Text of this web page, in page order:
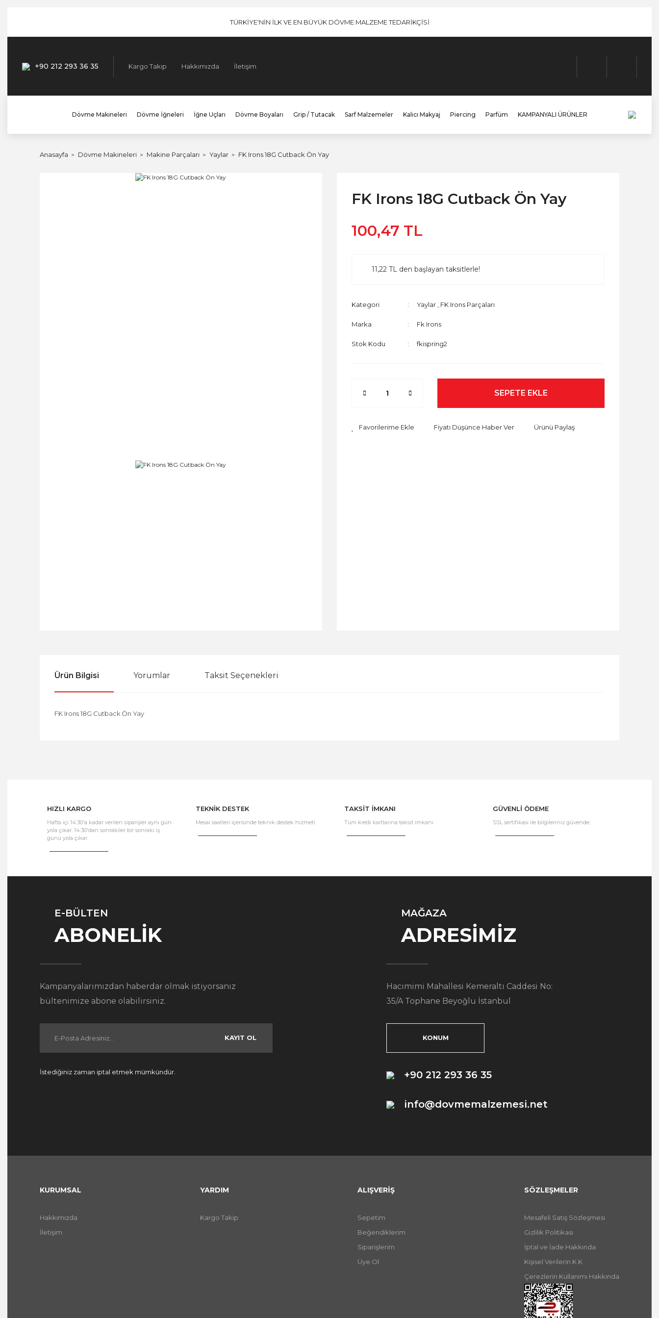
TÜRKİYE'NİN İLK VE EN BÜYÜK DÖVME MALZEME TEDARİKÇİSİ
+90 212 293 36 35 Kargo Takip Hakkımızda İletişim
Dövme Makineleri Dövme İğneleri İğne Uçları Dövme Boyaları Grip / Tutacak Sarf Malzemeler Kalıcı Makyaj Piercing Parfüm KAMPANYALI ÜRÜNLER
Anasayfa Dövme Makineleri Makine Parçaları Yaylar FK Irons 18G Cutback Ön Yay
FK Irons 18G Cutback Ön Yay
100,47 TL
11,22 TL den başlayan taksitlerle!
Kategori Yaylar FK Irons Parçaları
Marka Fk Irons
Stok Kodu fkispring2
SEPETE EKLE
Fiyatı Düşünce Haber Ver Ürünü Paylaş
Ürün Bilgisi Yorumlar Taksit Seçenekleri
FK Irons 18G Cutback Ön Yay
HIZLI KARGO
Hafta içi 14:30'a kadar verilen siparişler aynı gün
yola çıkar. 14:30'dan sonrakiler bir sonraki iş
günü yola çıkar.
TEKNİK DESTEK
Mesai saatleri içerisinde teknik destek hizmeti
TAKSİT İMKANI
Tüm kredi kartlarına taksit imkanı
GÜVENLİ ÖDEME
SSL sertifikası ile bilgileriniz güvende.
E-BÜLTEN
ABONELİK
Kampanyalarımızdan haberdar olmak istiyorsanız
bültenimize abone olabilirsiniz.
KAYIT OL
İstediğiniz zaman iptal etmek mümkündür.
MAĞAZA
ADRESİMİZ
Hacımimi Mahallesi Kemeraltı Caddesi No:
35/A Tophane Beyoğlu İstanbul
KONUM
+90 212 293 36 35
info@dovmemalzemesi.net
KURUMSAL
Hakkımızda
İletişim
YARDIM
Kargo Takip
ALIŞVERİŞ
Sepetim
Beğendiklerim
Siparişlerim
Üye Ol
SÖZLEŞMELER
Mesafeli Satış Sözleşmesi
Gizlilik Politikası
İptal ve İade Hakkında
Kişisel Verilerin K.K
Çerezlerin Kullanımı Hakkında